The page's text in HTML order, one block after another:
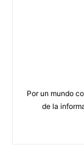
Por un mundo
de la